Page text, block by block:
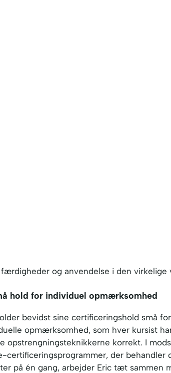
og anvendelse i den virkelige
hold for individuel opmærksomhed
bevidst sine certificeringshold små
opmærksomhed, som hver kursist
opstrengningsteknikkerne korrekt. I
certificeringsprogrammer, der behandler
på én gang, arbejder Eric tæt sammen